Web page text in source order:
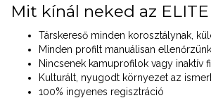
Mit kínál neked az
Társkereső minden korosztálynak,
Minden profilt manuálisan ellenőrzünk
Nincsenek kamuprofilok vagy inaktív
Kulturált, nyugodt környezet az
100% ingyenes regisztráció